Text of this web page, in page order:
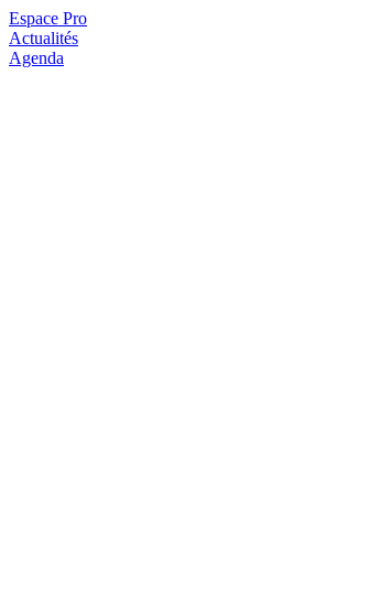
Espace Pro
Actualités
Agenda